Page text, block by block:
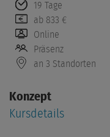
19 Tage
ab 833 €
Online
Präsenz
an 3 Standorten
Konzept
Kursdetails